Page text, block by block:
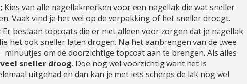
Kies van alle nagellakmerken voor een nagellak die wat sneller
Vaak vind je het wel op de verpakking of het sneller droogt.
Er bestaan topcoats die er niet alleen voor zorgen dat je nagellak
het ook sneller laten drogen. Na het aanbrengen van de twee
minuutjes om de doorzichtige topcoat aan te brengen. Als alles
sneller droog. Doe nog wel voorzichtig want het is
uitgehad en dan kan je met iets scherps de lak nog wel